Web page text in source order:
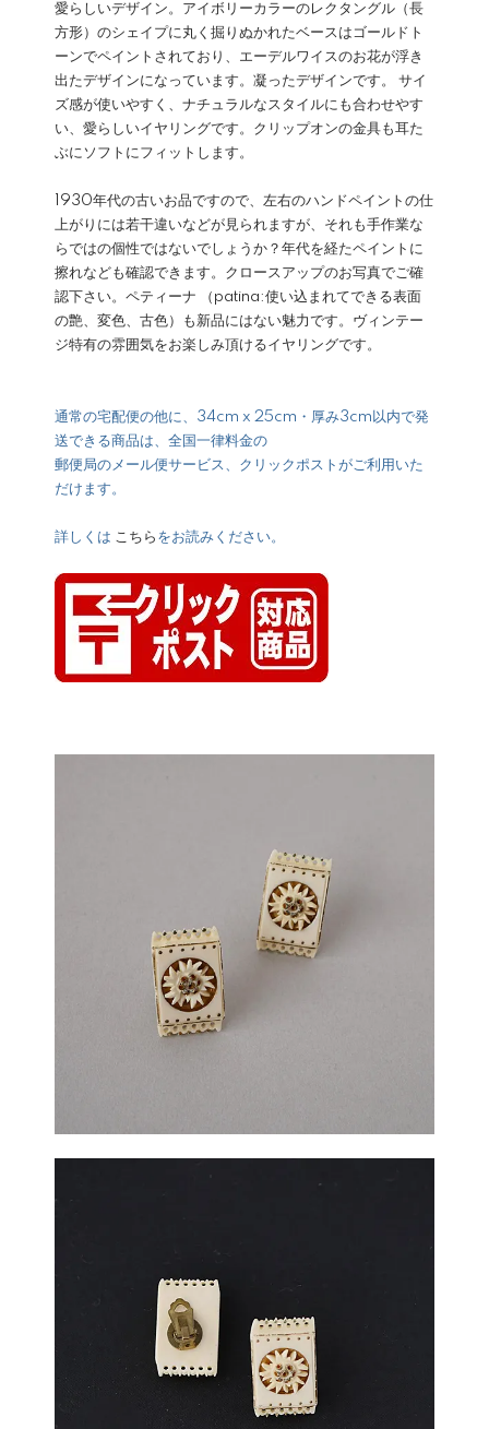
愛らしいデザイン。アイボリーカラーのレクタングル（長
方形）のシェイプに丸く掘りぬかれたベースはゴールドト
ーンでペイントされており、エーデルワイスのお花が浮き
出たデザインになっています。凝ったデザインです。 サイ
ズ感が使いやすく、ナチュラルなスタイルにも合わせやす
い、愛らしいイヤリングです。クリップオンの金具も耳た
ぶにソフトにフィットします。
1930年代の古いお品ですので、左右のハンドペイントの仕
上がりには若干違いなどが見られますが、それも手作業な
らではの個性ではないでしょうか？年代を経たペイントに
擦れなども確認できます。クロースアップのお写真でご確
認下さい。ペティーナ （patina:使い込まれてできる表面
の艶、変色、古色）も新品にはない魅力です。ヴィンテー
ジ特有の雰囲気をお楽しみ頂けるイヤリングです。
通常の宅配便の他に、34cm x 25cm・厚み3cm以内で発
送できる商品は、全国一律料金の
郵便局のメール便サービス、クリックポストがご利用いた
だけます。
詳しくは こちら をお読みください。